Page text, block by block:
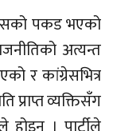
पकड भएको
अत्यन्त
र कांग्रेसभित्र
प्राप्त व्यक्तिसँग